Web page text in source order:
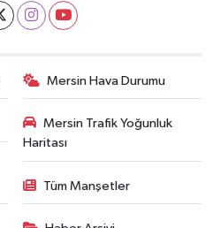
Mersin Hava Durumu
Mersin Trafik Yoğunluk
Haritası
Tüm Manşetler